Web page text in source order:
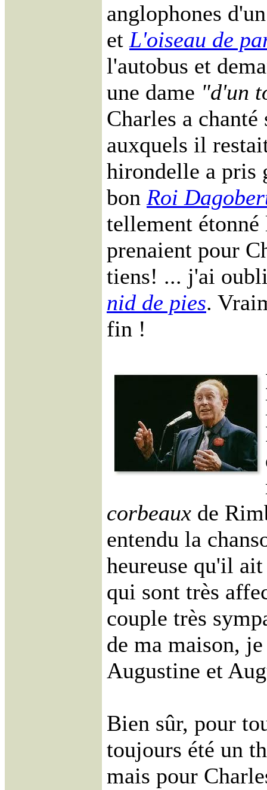
anglophones
et L'oiseau de
l'autobus et
une dame "d'un
Charles a chanté
auxquels il
hirondelle a pris
bon Roi
tellement
prenaient pour
tiens! ... j'ai
nid de pies.
fin !
corbeaux de
entendu la
heureuse qu'il
qui sont très
couple très
de ma maison,
Augustine et
Bien sûr, pour
toujours été un
mais pour